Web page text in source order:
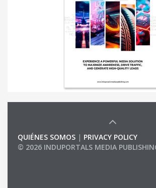
QUIÉNES SOMOS | PRIVACY POLICY
© 2026 INDUPORTALS MEDIA